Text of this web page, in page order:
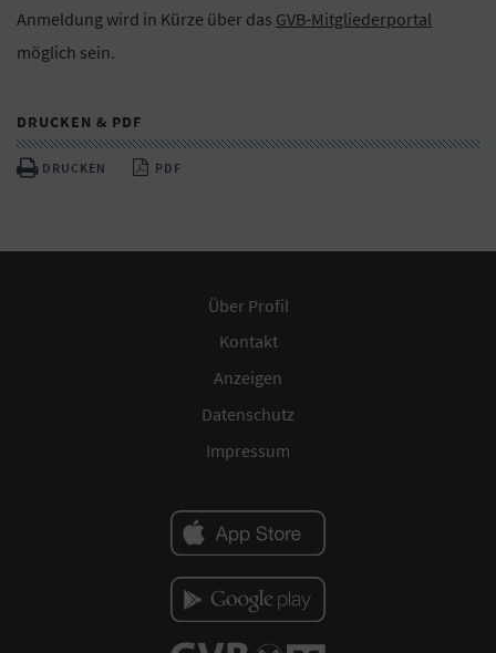
Anmeldung wird in Kürze über das GVB-Mitgliederportal
möglich sein.
DRUCKEN & PDF
DRUCKEN PDF
Über Profil
Kontakt
Anzeigen
Datenschutz
Impressum